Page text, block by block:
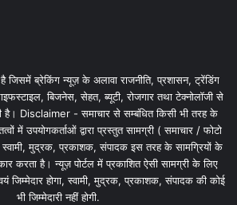
है जिसमें ब्रेकिंग न्यूज़ के अलावा राजनीति, प्रशासन, ट्रेंडिंग
बिजनेस, सेहत, ब्यूटी, रोजगार तथा टेक्नोलॉजी से
है। Disclaimer - समाचार से सम्बंधित किसी भी तरह के
में उपयोगकर्ताओं द्वारा प्रस्तुत सामग्री ( समाचार / फोटो
स्वामी, मुद्रक, प्रकाशक, संपादक इस तरह के सामग्रियों के
करता है। न्यूज़ पोर्टल में प्रकाशित ऐसी सामग्री के लिए
जिम्मेदार होगा, स्वामी, मुद्रक, प्रकाशक, संपादक की कोई
भी जिम्मेदारी नहीं होगी.